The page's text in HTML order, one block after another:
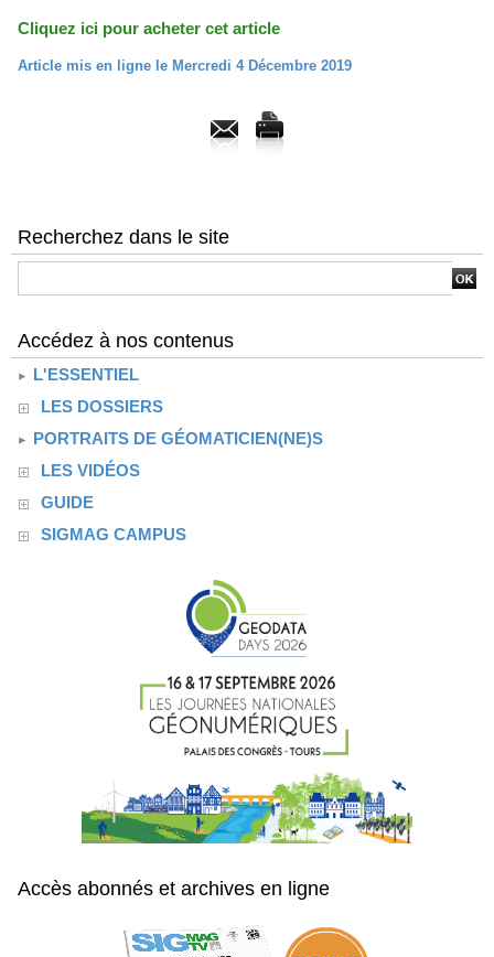
Cliquez ici pour acheter cet article
Article mis en ligne le Mercredi 4 Décembre 2019
Recherchez dans le site
Accédez à nos contenus
L'ESSENTIEL
LES DOSSIERS
PORTRAITS DE GÉOMATICIEN(NE)S
LES VIDÉOS
GUIDE
SIGMAG CAMPUS
Accès abonnés et archives en ligne